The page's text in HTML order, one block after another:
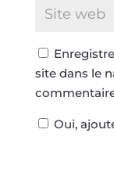
site dans le
Oui,